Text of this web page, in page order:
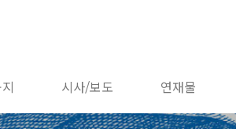
시사/보도 연재물